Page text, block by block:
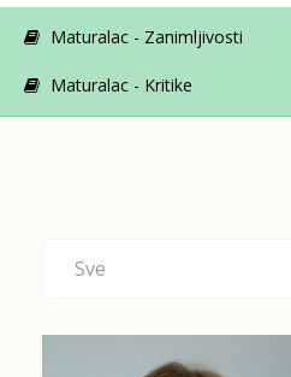
Maturalac - Zanimljivosti
Maturalac - Kritike